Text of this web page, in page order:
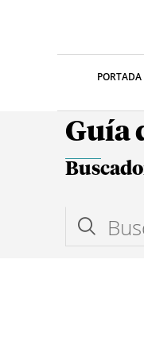
PORTADA
Guía